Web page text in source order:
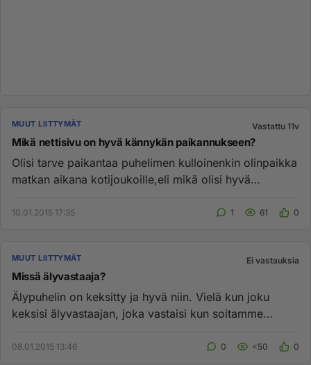
MUUT LIITTYMÄT Vastattu 11v
Mikä nettisivu on hyvä kännykän paikannukseen?
Olisi tarve paikantaa puhelimen kulloinenkin olinpaikka
matkan aikana kotijoukoille,eli mikä olisi hyvä
10.01.2015 17:35 1 61 0
MUUT LIITTYMÄT Ei vastauksia
Missä älyvastaaja?
Älypuhelin on keksitty ja hyvä niin. Vielä kun joku
keksisi älyvastaajan, joka vastaisi kun soitamme
08.01.2015 13:46 0 <50 0